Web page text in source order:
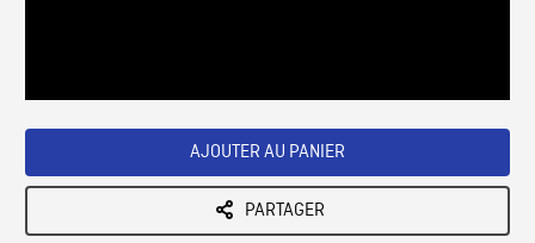
AJOUTER AU PANIER
PARTAGER